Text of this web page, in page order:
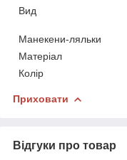
Вид
Манекени-ляльки
Матеріал
Колір
Приховати
Відгуки про товар